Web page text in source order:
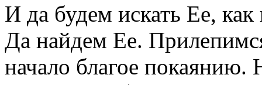
И да будем искать Ее,
Да найдем Ее.
начало благое покаянию.